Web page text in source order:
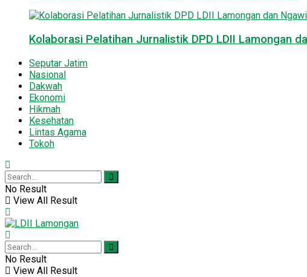
Kolaborasi Pelatihan Jurnalistik DPD LDII Lamongan
Seputar Jatim
Nasional
Dakwah
Ekonomi
Hikmah
Kesehatan
Lintas Agama
Tokoh
No Result
View All Result
No Result
View All Result